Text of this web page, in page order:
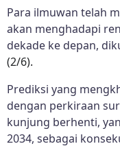
Para ilmuwan telah
akan menghadapi
dekade ke depan,
(2/6).
Prediksi yang
dengan perkiraan
kunjung berhenti,
2034, sebagai